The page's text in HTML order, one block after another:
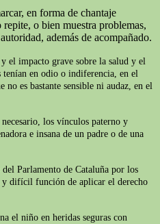
en forma de chantaje
o bien muestra problemas,
además de acompañado.
el impacto grave sobre la salud y el
tenían en odio o indiferencia, en el
es bastante sensible ni audaz, en el
los vínculos paterno y
e insana de un padre o de una
Parlamento de Cataluña por los
y difícil función de aplicar el derecho
el niño en heridas seguras con